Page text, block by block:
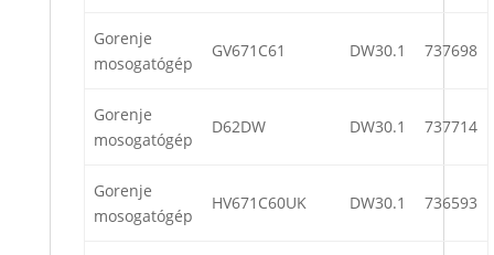
Gorenje
mosogatógép
GV671C61 DW30.1 737698
Gorenje
mosogatógép
D62DW DW30.1 737714
Gorenje
mosogatógép
HV671C60UK DW30.1 736593